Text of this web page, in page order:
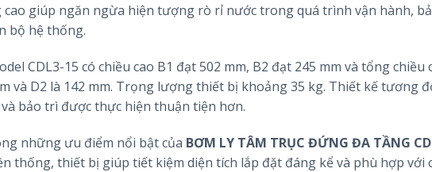
giúp ngăn ngừa hiện tượng rò rỉ nước trong quá trình vận hành,
bộ hệ thống.
CDL3-15 có chiều cao B1 đạt 502 mm, B2 đạt 245 mm và tổng chiều
và D2 là 142 mm. Trọng lượng thiết bị khoảng 35 kg. Thiết kế tương
bảo trì được thực hiện thuận tiện hơn.
những ưu điểm nổi bật của BƠM LY TÂM TRỤC ĐỨNG ĐA TẦNG
thống, thiết bị giúp tiết kiệm diện tích lắp đặt đáng kể và phù hợp với